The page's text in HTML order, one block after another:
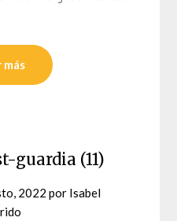
más
guardia (11)
2022 por Isabel